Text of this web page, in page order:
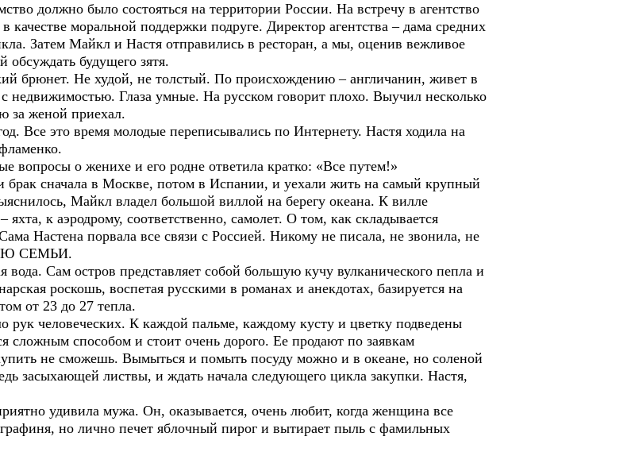
должно было состояться на территории России. На встречу в агентство
качестве моральной поддержки подруге. Директор агентства – дама средних
Затем Майкл и Настя отправились в ресторан, а мы, оценив вежливое
обсуждать будущего зятя.
брюнет. Не худой, не толстый. По происхождению – англичанин, живет в
недвижимостью. Глаза умные. На русском говорит плохо. Выучил несколько
за женой приехал.
Все это время молодые переписывались по Интернету. Настя ходила на
вопросы о женихе и его родне ответила кратко: «Все путем!»
брак сначала в Москве, потом в Испании, и уехали жить на самый крупный
Майкл владел большой виллой на берегу океана. К вилле
к аэродрому, соответственно, самолет. О том, как складывается
Настена порвала все связи с Россией. Никому не писала, не звонила, не
СЕМЬИ.
Сам остров представляет собой большую кучу вулканического пепла и
роскошь, воспетая русскими в романах и анекдотах, базируется на
от 23 до 27 тепла.
рук человеческих. К каждой пальме, каждому кусту и цветку подведены
сложным способом и стоит очень дорого. Ее продают по заявкам
не сможешь. Вымыться и помыть посуду можно и в океане, но соленой
засыхающей листвы, и ждать начала следующего цикла закупки. Настя,
удивила мужа. Он, оказывается, очень любит, когда женщина все
но лично печет яблочный пирог и вытирает пыль с фамильных